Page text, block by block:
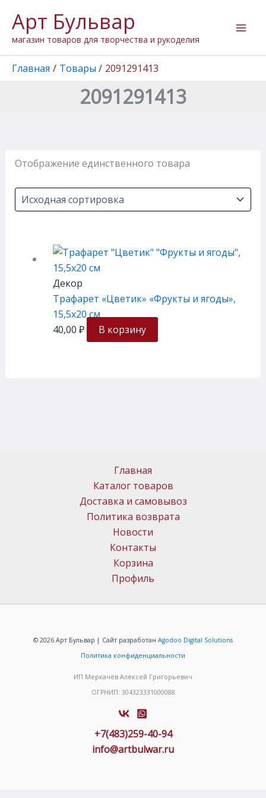
содержимому
Арт Бульвар
магазин товаров для творчества и рукоделия
Главная Товары 2091291413
2091291413
Отображение единственного товара
Декор
Трафарет «Цветик» «Фрукты и ягоды»,
15,5х20 см
40,00 ₽ В корзину
Главная
Каталог товаров
Доставка и самовывоз
Политика возврата
Новости
Контакты
Корзина
Профиль
© 2026 Арт Бульвар | Сайт разработан Agodoo Digital Solutions
Политика конфиденциальности
ИП Меркачёв Алексей Григорьевич
ОГРНИП: 304323331000088
+7(483)259-40-94
info@artbulwar.ru